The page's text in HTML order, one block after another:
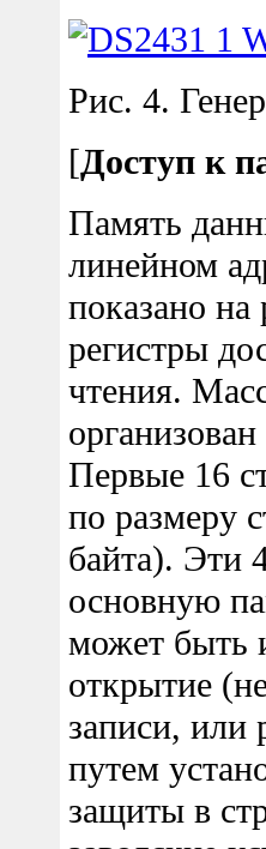
Рис. 4.
[Доступ к
Память
линейном
показано
регистры
чтения.
Первые 16
по размеру
байта). Эти
основную
может быть
открытие
записи, или
путем
защиты в